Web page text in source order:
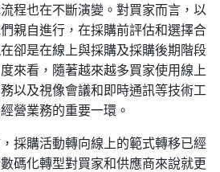
程也在不斷演變。對買家而言，以
親自進行，在採購前評估和選擇合
卻是在線上與採購及採購後期階段
來看，隨著越來越多買家使用線上
以及視像會議和即時通訊等技術工
營業務的重要一環。
採購活動轉向線上的範式轉移已經
碼化轉型對買家和供應商來說就更